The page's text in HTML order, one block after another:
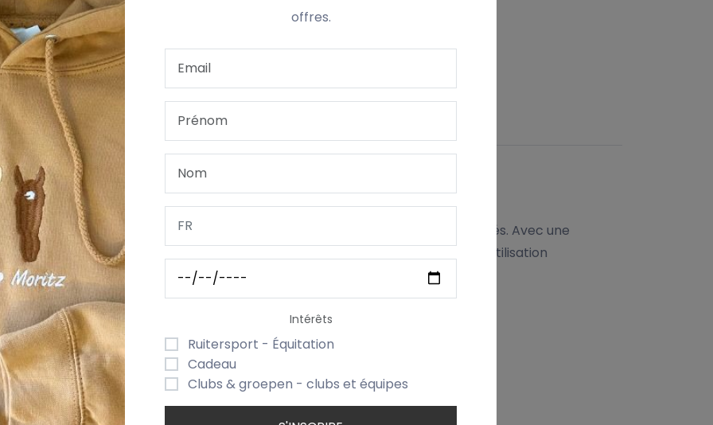
VOTRE LOGO/ DESSIN DÉLAI DE LIVRAISON & EXPÉDITION
Assortie à Nos Licols
fois robuste et durable, parfaitement assortie aux couleurs de nos licols brodés. Avec une
liberté de mouvement tout en gardant un contrôle optimal, idéale pour une utilisation
:
une utilisation facile et sécurisée.
en main et conçu pour durer.
coloris parfaitement coordonnés à nos licols pour un ensemble élégant.
ou attacher votre cheval en toute sécurité.
offres.
Intérêts
Ruitersport - Équitation
Cadeau
Clubs & groepen - clubs et équipes